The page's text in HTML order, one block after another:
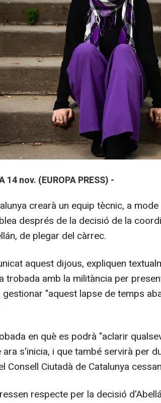
14 nov. (EUROPA PRESS) -
crearà un equip tècnic, a
després de la decisió de la
de plegar del càrrec.
aquest dijous, expliquen
trobada amb la militància per
"aquest lapse de temps
en què es podrà "aclarir
s'inicia, i que també servirà per
Consell Ciutadà de Catalunya
respecte per la decisió